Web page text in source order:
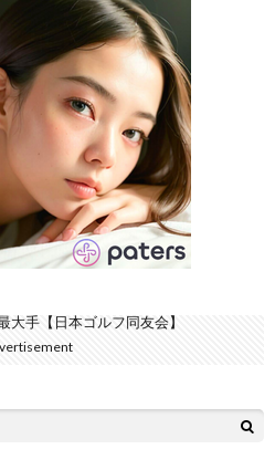
大手【日本ゴルフ同友会】